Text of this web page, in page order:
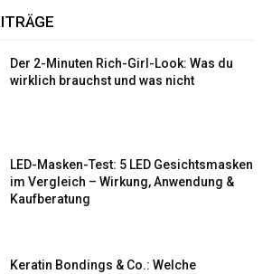
Der 2-Minuten Rich-Girl-Look: Was du
wirklich brauchst und was nicht
LED-Masken-Test: 5 LED Gesichtsmasken
im Vergleich – Wirkung, Anwendung &
Kaufberatung
Keratin Bondings & Co.: Welche